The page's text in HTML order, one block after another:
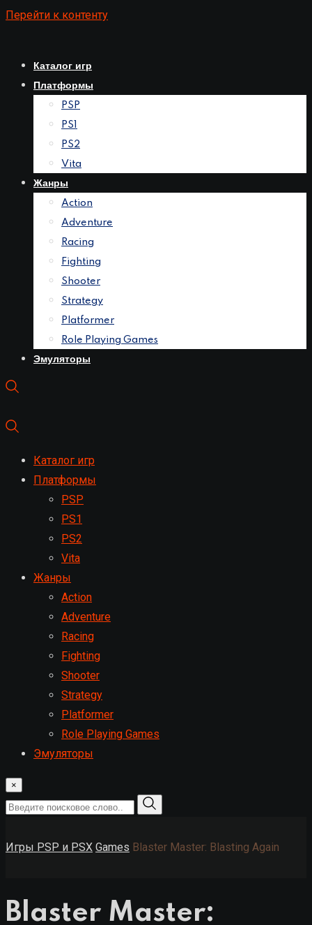
Перейти к контенту
Каталог игр
Платформы
PSP
PS1
PS2
Vita
Жанры
Action
Adventure
Racing
Fighting
Shooter
Strategy
Platformer
Role Playing Games
Эмуляторы
Каталог игр
Платформы
PSP
PS1
PS2
Vita
Жанры
Action
Adventure
Racing
Fighting
Shooter
Strategy
Platformer
Role Playing Games
Эмуляторы
×
Игры PSP и PSX Games Blaster Master: Blasting Again
Blaster Master: